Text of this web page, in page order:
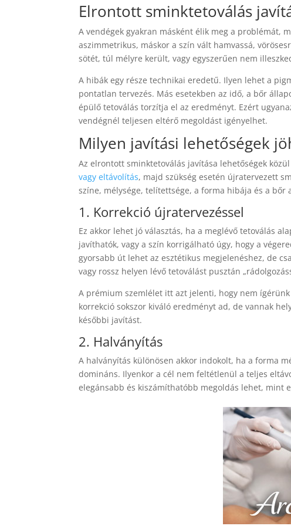
Elrontott sminktetoválás
A vendégek gyakran másként élik meg a problémát,
aszimmetrikus, máskor a szín vált hamvassá,
sötét, túl mélyre került, vagy egyszerűen nem
A hibák egy része technikai eredetű. Ilyen lehet a
pontatlan tervezés. Más esetekben az idő, a bőr
épülő tetoválás torzítja el az eredményt. Ezért
vendégnél teljesen eltérő megoldást igényelhet.
Milyen javítási lehetőségek
Az elrontott sminktetoválás javítása lehetőségek
vagy eltávolítás, majd szükség esetén újratervezett
színe, mélysége, telítettsége, a forma hibája és a
1. Korrekció újratervezéssel
Ez akkor lehet jó választás, ha a meglévő tetoválás
javíthatók, vagy a szín korrigálható úgy, hogy a
gyorsabb út lehet az esztétikus megjelenéshez, de
vagy rossz helyen lévő tetoválást pusztán
A prémium szemlélet itt azt jelenti, hogy nem
korrekció sokszor kiváló eredményt ad, de vannak
későbbi javítást.
2. Halványítás
A halványítás különösen akkor indokolt, ha a forma
domináns. Ilyenkor a cél nem feltétlenül a teljes
elegánsabb és kiszámíthatóbb megoldás lehet, mint